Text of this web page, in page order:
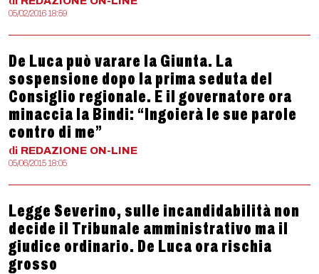
05/02/2016 18:59
De Luca può varare la Giunta. La
sospensione dopo la prima seduta del
Consiglio regionale. E il governatore ora
minaccia la Bindi: “Ingoierà le sue parole
contro di me”
di REDAZIONE ON-LINE
05/06/2015 18:05
Legge Severino, sulle incandidabilità non
decide il Tribunale amministrativo ma il
giudice ordinario. De Luca ora rischia
grosso